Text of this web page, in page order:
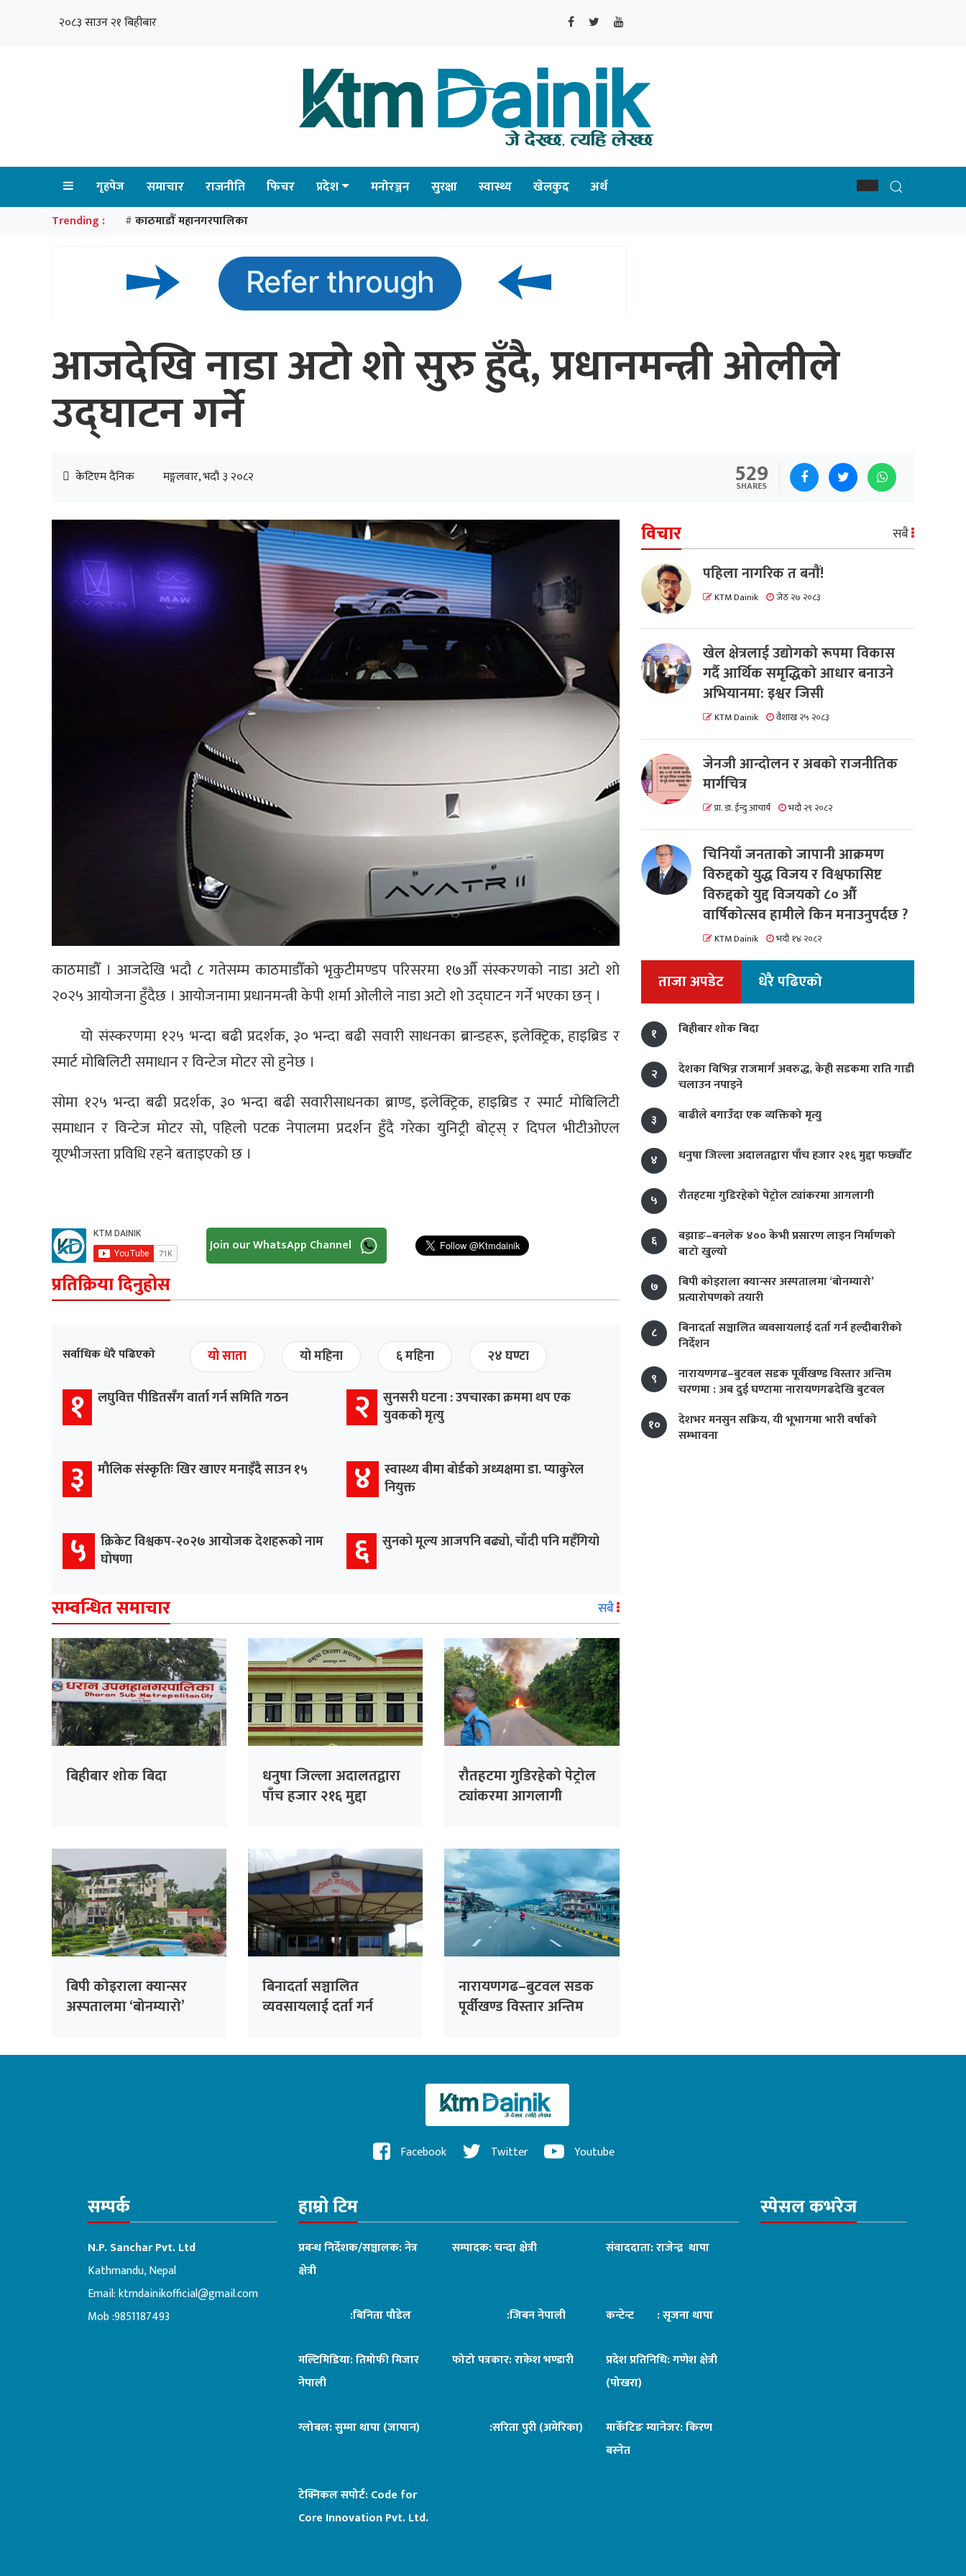
२०८३ साउन २१ बिहीबार
गृहपेज समाचार राजनीति फिचर प्रदेश मनोरञ्जन सुरक्षा स्वास्थ्य खेलकुद अर्थ
Trending : # काठमाडौँ महानगरपालिका
आजदेखि नाडा अटो शो सुरु हुँदै, प्रधानमन्त्री ओलीले
उद्घाटन गर्ने
केटिएम दैनिक मङ्गलवार, भदौ ३ २०८२ 529
SHARES
काठमाडौँ । आजदेखि भदौ ८ गतेसम्म काठमाडौँको भृकुटीमण्डप परिसरमा १७औँ संस्करणको नाडा अटो शो
२०२५ आयोजना हुँदैछ । आयोजनामा प्रधानमन्त्री केपी शर्मा ओलीले नाडा अटो शो उद्घाटन गर्ने भएका छन् ।
यो संस्करणमा १२५ भन्दा बढी प्रदर्शक, ३० भन्दा बढी सवारी साधनका ब्रान्डहरू, इलेक्ट्रिक, हाइब्रिड र
स्मार्ट मोबिलिटी समाधान र विन्टेज मोटर सो हुनेछ ।
सोमा १२५ भन्दा बढी प्रदर्शक, ३० भन्दा बढी सवारीसाधनका ब्राण्ड, इलेक्ट्रिक, हाइब्रिड र स्मार्ट मोबिलिटी
समाधान र विन्टेज मोटर सो, पहिलो पटक नेपालमा प्रदर्शन हुँदै गरेका युनिट्री बोट्स् र दिपल भीटीओएल
यूएभीजस्ता प्रविधि रहने बताइएको छ ।
Join our WhatsApp Channel
प्रतिक्रिया दिनुहोस
सर्वाधिक धेरै पढिएको यो साता यो महिना ६ महिना २४ घण्टा
१ लघुवित्त पीडितसँग वार्ता गर्न समिति गठन २ सुनसरी घटना : उपचारका क्रममा थप एक
युवकको मृत्यु
३ मौलिक संस्कृतिः खिर खाएर मनाइँदै साउन १५ ४ स्वास्थ्य बीमा बोर्डको अध्यक्षमा डा. प्याकुरेल
नियुक्त
५ क्रिकेट विश्वकप-२०२७ आयोजक देशहरूको नाम
घोषणा
६ सुनको मूल्य आजपनि बढ्यो, चाँदी पनि महँगियो
सम्वन्धित समाचार सबै
बिहीबार शोक बिदा
धनुषा जिल्ला अदालतद्वारा
पाँच हजार २१६ मुद्दा
रौतहटमा गुडिरहेको पेट्रोल
ट्यांकरमा आगलागी
बिपी कोइराला क्यान्सर
अस्पतालमा ‘बोनम्यारो’
बिनादर्ता सञ्चालित
व्यवसायलाई दर्ता गर्न
नारायणगढ–बुटवल सडक
पूर्वीखण्ड विस्तार अन्तिम
विचार सबै
पहिला नागरिक त बनाैं!
KTM Dainik जेठ २७ २०८३
खेल क्षेत्रलाई उद्योगको रूपमा विकास
गर्दै आर्थिक समृद्धिको आधार बनाउने
अभियानमा: इश्वर जिसी
KTM Dainik वैशाख २५ २०८३
जेनजी आन्दोलन र अबको राजनीतिक
मार्गचित्र
प्रा. डा. ईन्दु आचार्य भदौ २९ २०८२
चिनियाँ जनताको जापानी आक्रमण
विरुद्दको युद्ध विजय र विश्वफासिष्ट
विरुद्दको युद्द विजयको ८० औं
वार्षिकोत्सव हामीले किन मनाउनुपर्दछ ?
KTM Dainik भदौ १४ २०८२
ताजा अपडेट धेरै पढिएको
१ बिहीबार शोक बिदा
२
देशका विभिन्न राजमार्ग अवरुद्ध, केही सडकमा राति गाडी
चलाउन नपाइने
३
बाढीले बगाउँदा एक व्यक्तिको मृत्यु
४ धनुषा जिल्ला अदालतद्वारा पाँच हजार २१६ मुद्दा फर्छ्यौट
५ रौतहटमा गुडिरहेको पेट्रोल ट्यांकरमा आगलागी
६
बझाङ–बनलेक ४०० केभी प्रसारण लाइन निर्माणको
बाटो खुल्यो
७
बिपी कोइराला क्यान्सर अस्पतालमा ‘बोनम्यारो’
प्रत्यारोपणको तयारी
८
बिनादर्ता सञ्चालित व्यवसायलाई दर्ता गर्न हल्दीबारीको
निर्देशन
९
नारायणगढ–बुटवल सडक पूर्वीखण्ड विस्तार अन्तिम
चरणमा : अब दुई घण्टामा नारायणगढदेखि बुटवल
१०
देशभर मनसुन सक्रिय, यी भूभागमा भारी वर्षाको
सम्भावना
Facebook Twitter Youtube
सम्पर्क
N.P. Sanchar Pvt. Ltd
Kathmandu, Nepal
Email:ktmdainikofficial@gmail.com
Mob :9851187493
हाम्रो टिम
प्रबन्ध निर्देशक/सञ्चालक: नेत्र
क्षेत्री
सम्पादक: चन्दा क्षेत्री संवाददाता: राजेन्द्र थापा
:बिनिता पौडेल :जिबन नेपाली कन्टेन्ट : सृजना थापा
मल्टिमिडिया: तिमोफी मिजार
नेपाली
फोटो पत्रकार: राकेश भण्डारी
प्रदेश प्रतिनिधि: गणेश क्षेत्री
(पोखरा)
ग्लोबल: सुम्मा थापा (जापान) :सरिता पुरी (अमेरिका)
मार्केटिङ म्यानेजर: किरण
बस्नेत
टेक्निकल सपोर्ट:Code for
Core Innovation Pvt. Ltd.
स्पेसल कभरेज